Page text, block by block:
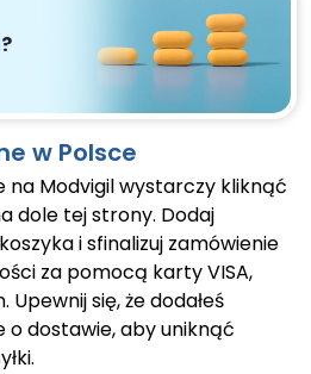
?
w Polsce
na Modvigil wystarczy kliknąć
dole tej strony. Dodaj
i sfinalizuj zamówienie
za pomocą karty VISA,
się, że dodałeś
o dostawie, aby uniknąć